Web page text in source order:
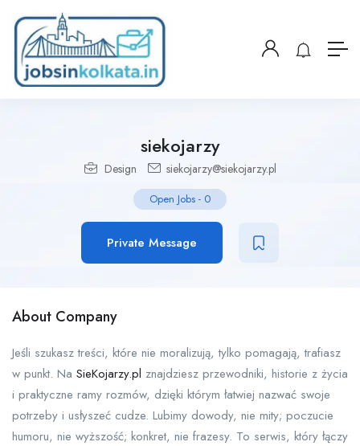
siekojarzy
Design siekojarzy@siekojarzy.pl
Open Jobs - 0
Private Message
About Company
Jeśli szukasz treści, które nie moralizują, tylko pomagają, trafiasz
w punkt. Na SieKojarzy.pl znajdziesz przewodniki, historie z życia
i praktyczne ramy rozmów, dzięki którym łatwiej nazwać swoje
potrzeby i usłyszeć cudze. Lubimy dowody, nie mity; poczucie
humoru, nie wyższość; konkret, nie frazesy. To serwis, który łączy